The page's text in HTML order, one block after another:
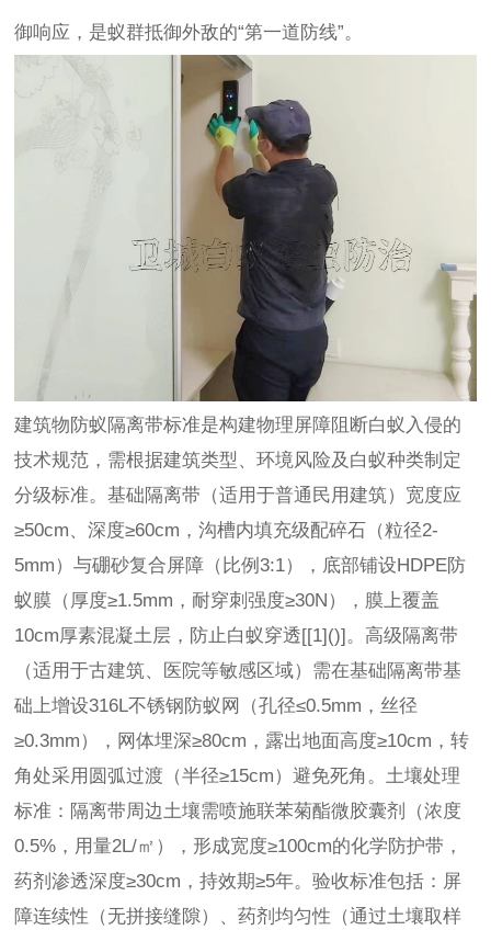
御响应，是蚁群抵御外敌的“第一道防线”。
建筑物防蚁隔离带标准是构建物理屏障阻断白蚁入侵的
技术规范，需根据建筑类型、环境风险及白蚁种类制定
分级标准。基础隔离带（适用于普通民用建筑）宽度应
≥50cm、深度≥60cm，沟槽内填充级配碎石（粒径2-
5mm）与硼砂复合屏障（比例3:1），底部铺设HDPE防
蚁膜（厚度≥1.5mm，耐穿刺强度≥30N），膜上覆盖
10cm厚素混凝土层，防止白蚁穿透[[1]()]。高级隔离带
（适用于古建筑、医院等敏感区域）需在基础隔离带基
础上增设316L不锈钢防蚁网（孔径≤0.5mm，丝径
≥0.3mm），网体埋深≥80cm，露出地面高度≥10cm，转
角处采用圆弧过渡（半径≥15cm）避免死角。土壤处理
标准：隔离带周边土壤需喷施联苯菊酯微胶囊剂（浓度
0.5%，用量2L/㎡），形成宽度≥100cm的化学防护带，
药剂渗透深度≥30cm，持效期≥5年。验收标准包括：屏
障连续性（无拼接缝隙）、药剂均匀性（通过土壤取样